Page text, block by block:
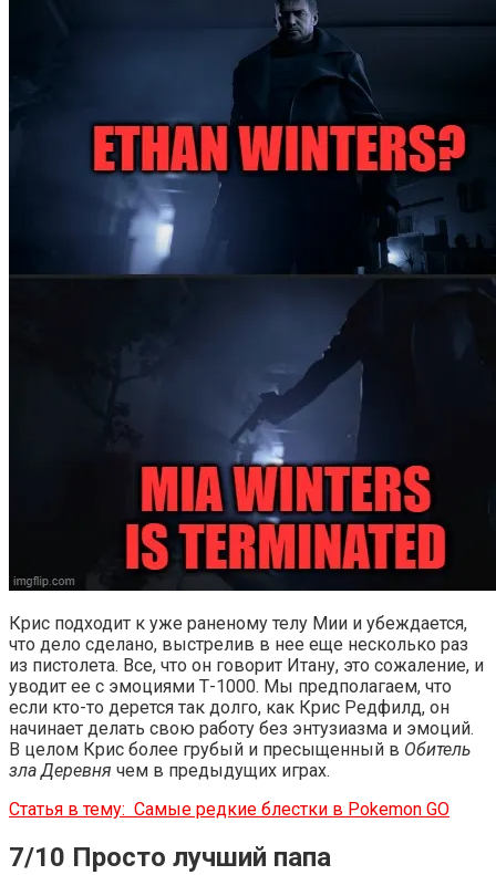
Крис подходит к уже раненому телу Мии и убеждается,
что дело сделано, выстрелив в нее еще несколько раз
из пистолета. Все, что он говорит Итану, это сожаление, и
уводит ее с эмоциями Т-1000. Мы предполагаем, что
если кто-то дерется так долго, как Крис Редфилд, он
начинает делать свою работу без энтузиазма и эмоций.
В целом Крис более грубый и пресыщенный в Обитель
зла Деревня чем в предыдущих играх.
Статья в тему: Самые редкие блестки в Pokemon GO
7/10 Просто лучший папа